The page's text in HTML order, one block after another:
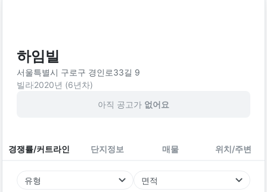
하임빌
서울특별시 구로구 경인로33길 9
빌라2020년 (6년차)
아직 공고가 없어요
경쟁률/커트라인 단지정보 매물 위치/주변
유형 면적